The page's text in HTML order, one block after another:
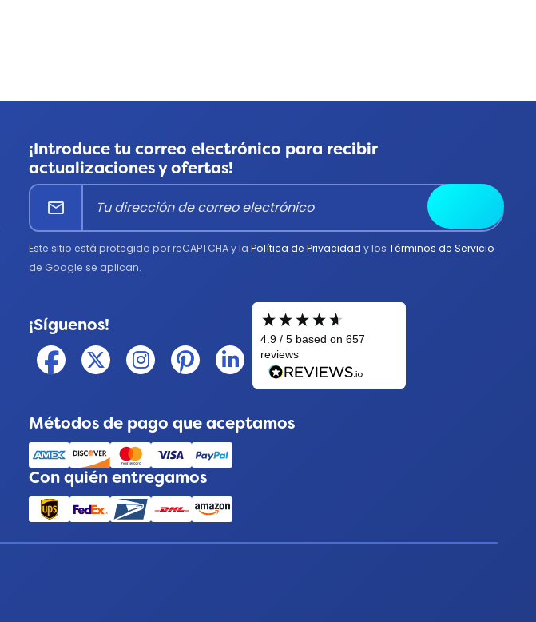
¡Introduce tu correo electrónico para recibir
actualizaciones y ofertas!
mail
Este sitio está protegido por reCAPTCHA y laPolítica de Privacidad y losTérminos de Servicio
de Google se aplican.
¡Síguenos!
Métodos de pago que aceptamos
Con quién entregamos